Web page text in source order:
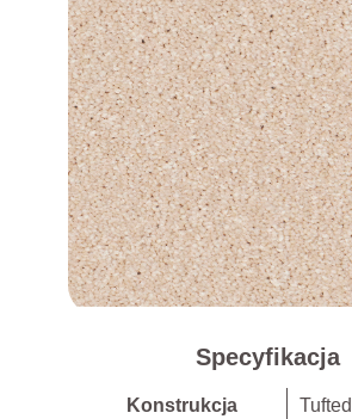
Specyfikacja
Konstrukcja
Tufted